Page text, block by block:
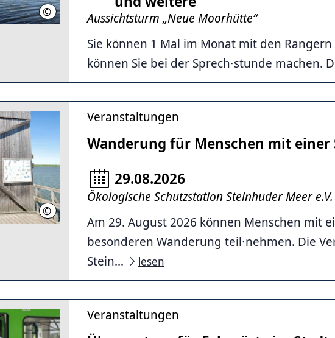
© Region Hannover, Schröder
Aussichtsturm „Neue Moorhütte“
Sie können 1 Mal im Monat mit den
können Sie bei der Sprech∙stunde machen.
© Thomas Meier
Veranstaltungen
Wanderung für Menschen mit einer
29.08.2026
Ökologische Schutzstation Steinhuder Meer e.V.
Am 29. August 2026 können Menschen mit
besonderen Wanderung teil∙nehmen. Die
Stein...
lesen
Veranstaltungen